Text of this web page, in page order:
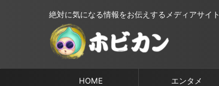
絶対に気になる情報をお伝えするメディアサイト
HOME エンタメ